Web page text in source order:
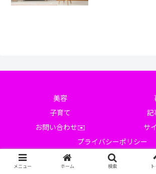
美容
子育て
記
お問い合わせ✉️
サ
プライバシーポリシー
© 2025 Beauty with Life.
メニュー ホーム 検索